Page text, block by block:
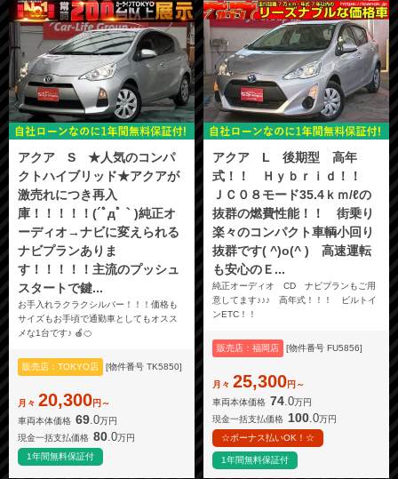
アクア S ★人気のコンパ
クトハイブリッド★アクアが
激売れにつき再入
庫！！！！！(´ﾟдﾟ｀)純正オ
ーディオ→ナビに変えられる
ナビプランありま
す！！！！！主流のプッシュ
スタートで鍵...
お手入れラクラクシルバー！！！価格も
サイズもお手頃で通勤車としてもオスス
メな1台です♪ 🍎🍊
販売店：TOKYO店 [物件番号 TK5850]
月々 20,300円～
車両本体価格 69.0万円
現金一括支払価格 80 .0万円
1年間無料保証付
アクア L 後期型 高年
式！！ Ｈｙｂｒｉｄ！！
ＪＣ０８モード35.4ｋｍ/ℓの
抜群の燃費性能！！ 街乗り
楽々のコンパクト車輌小回り
抜群です( ^)o(^ ) 高速運転
も安心のＥ...
純正オーディオ CD ナビプランもご用
意してます♪♪♪ 高年式！！！ ビルトイ
ンETC！！
販売店：福岡店 [物件番号 FU5856]
月々 25,300円～
車両本体価格 74.0万円
現金一括支払価格 100 .0万円
☆ボーナス払いOK！☆
1年間無料保証付